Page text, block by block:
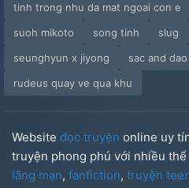
tinh trong nhu da mat ngoai con e
suoh mikoto
song tinh slug
seunghyun x jiyong
sac and
rudeus quay ve qua khu
Website đọc truyện online uy
truyện phong phú với nhiều
lãng mạn, fanfiction, truyện